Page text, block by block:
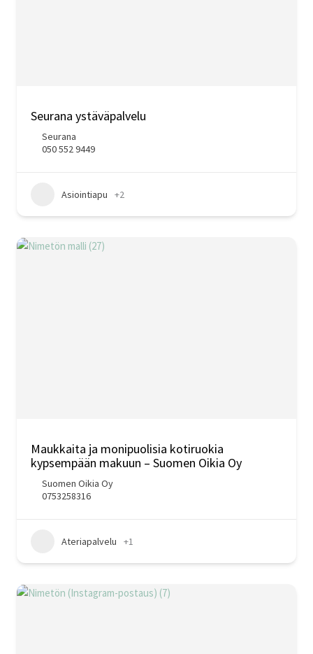
Seurana ystäväpalvelu
Seurana
050 552 9449
Asiointiapu +2
Maukkaita ja monipuolisia kotiruokia
kypsempään makuun – Suomen Oikia Oy
Suomen Oikia Oy
0753258316
Ateriapalvelu +1